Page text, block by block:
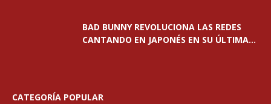
BAD BUNNY REVOLUCIONA LAS REDES
CANTANDO EN JAPONÉS EN SU ÚLTIMA...
CATEGORÍA POPULAR